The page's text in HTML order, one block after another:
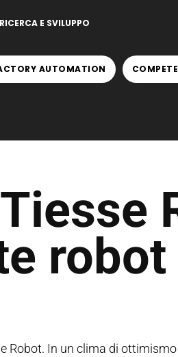
RICERCA E SVILUPPO
AUTOMATION
robot
Robot. In un clima di